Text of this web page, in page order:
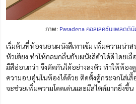
ภาพ: Pasadena คอลเลคชันแพลตตินั
เริ่มต้นที่ห้องนอนผนังสีเทาเข้ม เพิ่มความน่าส
หัวเตียง ทำให้กลมกลืนกับผนังสีดำได้ดี โดยเ
มีสีอ่อนกว่า จึงตัดกันได้อย่างลงตัว ทำให้ห้อง
ความอบอุ่นในห้องได้ด้วย ติดตั้งตู้กระจกใส่เ
จะช่วยเพิ่มความโดดเด่นและมีสไตล์มากยิ่งขึ้น